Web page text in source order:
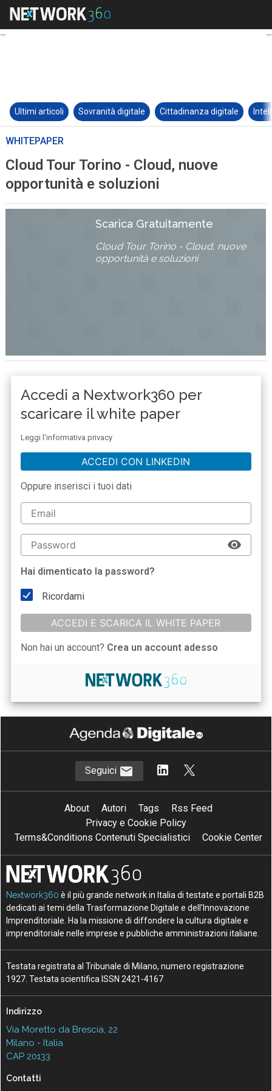
Ultimi articoli Sovranità digitale Cittadinanza digitale
WHITEPAPER
Cloud Tour Torino - Cloud, nuove
opportunità e soluzioni
Scarica Gratuitamente
Cloud Tour Torino - Cloud, nuove
opportunità e soluzioni
Accedi a Nextwork360 per
scaricare il white paper
Leggi l'informativa privacy
ACCEDI CON LINKEDIN
Oppure inserisci i tuoi dati
Hai dimenticato la password?
Ricordami
ACCEDI E SCARICA IL WHITE PAPER
Non hai un account? Crea un account adesso
Seguici
About Autori Tags
Rss Feed
Privacy e Cookie Policy
Terms&Conditions Contenuti Specialistici
Cookie Center
Nextwork360 è il più grande network in Italia di testate e portali B2B
dedicati ai temi della Trasformazione Digitale e dell’Innovazione
Imprenditoriale. Ha la missione di diffondere la cultura digitale e
imprenditoriale nelle imprese e pubbliche amministrazioni italiane.
Testata registrata al Tribunale di Milano, numero registrazione
1927. Testata scientifica ISSN 2421-4167
Indirizzo
Via Moretto da Brescia, 22
Milano - Italia
CAP 20133
Contatti